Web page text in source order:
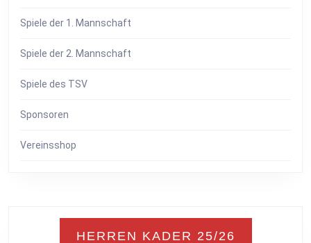
Spiele der 1. Mannschaft
Spiele der 2. Mannschaft
Spiele des TSV
Sponsoren
Vereinsshop
HERREN KADER 25/26